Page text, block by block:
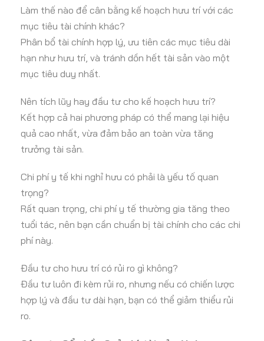
Làm thế nào để cân bằng kế hoạch hưu trí với các
mục tiêu tài chính khác?
Phân bổ tài chính hợp lý, ưu tiên các mục tiêu dài
hạn như hưu trí, và tránh dồn hết tài sản vào một
mục tiêu duy nhất.
Nên tích lũy hay đầu tư cho kế hoạch hưu trí?
Kết hợp cả hai phương pháp có thể mang lại hiệu
quả cao nhất, vừa đảm bảo an toàn vừa tăng
trưởng tài sản.
Chi phí y tế khi nghỉ hưu có phải là yếu tố quan
trọng?
Rất quan trọng, chi phí y tế thường gia tăng theo
tuổi tác, nên bạn cần chuẩn bị tài chính cho các chi
phí này.
Đầu tư cho hưu trí có rủi ro gì không?
Đầu tư luôn đi kèm rủi ro, nhưng nếu có chiến lược
hợp lý và đầu tư dài hạn, bạn có thể giảm thiểu rủi
ro.